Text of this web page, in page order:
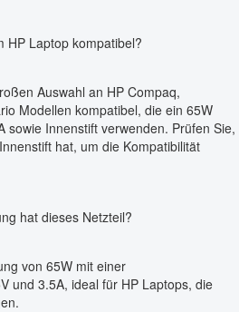
HP Laptop kompatibel?
Auswahl an HP Compaq,
Modellen kompatibel, die ein 65W
sowie Innenstift verwenden. Prüfen Sie,
hat, um die Kompatibilität
hat dieses Netzteil?
von 65W mit einer
und 3.5A, ideal für HP Laptops, die